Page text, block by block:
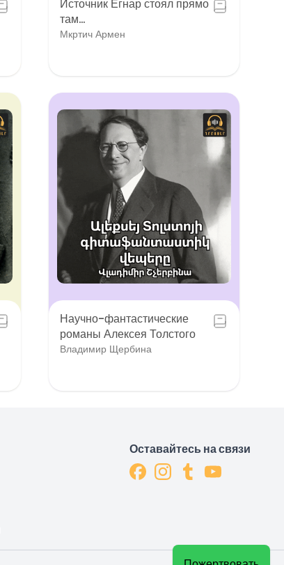
Источник Егнар стоял прямо
там…
Мкртич Армен
Научно-фантастические
романы Алексея Толстого
Владимир Щербина
Оставайтесь на связи